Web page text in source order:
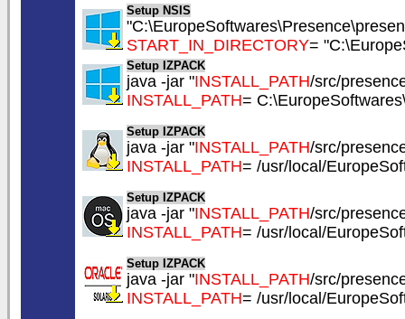
Setup NSIS
START_IN_DIRECTORY=
Setup IZPACK
java -jar "INSTALL_PATH/src/
INSTALL_PATH=
Setup IZPACK
java -jar "INSTALL_PATH/src/
INSTALL_PATH= /usr/local/
Setup IZPACK
java -jar "INSTALL_PATH/src/
INSTALL_PATH= /usr/local/
Setup IZPACK
java -jar "INSTALL_PATH/src/
INSTALL_PATH= /usr/local/